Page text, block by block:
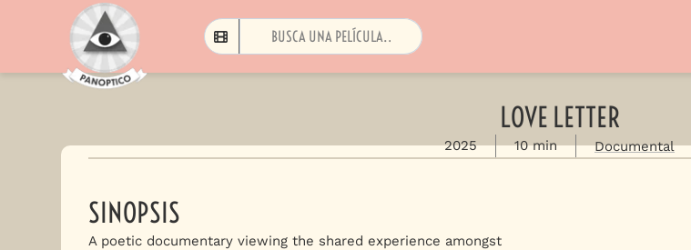
LOVE LETTER
2025 10 min Documental
SINOPSIS
A poetic documentary viewing the shared experience amongst